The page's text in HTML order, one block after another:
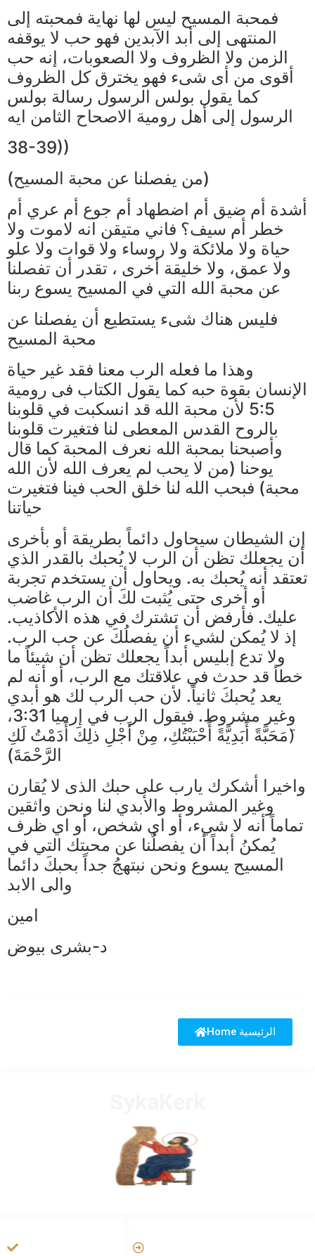
فمحبة المسيح ليس لها نهاية فمحبته إلى
المنتهى إلى أبد الآبدين فهو حب لا يوقفه
الزمن ولا الظروف ولا الصعوبات، إنه حب
أقوى من أى شىء فهو يخترق كل الظروف
كما يقول بولس الرسول رسالة بولس
الرسول إلى أهل رومية الاصحاح الثامن ايه
38-39))
(من يفصلنا عن محبة المسيح)
أشدة أم ضيق أم اضطهاد أم جوع أم عري أم
خطر أم سيف؟ فاني متيقن انه لاموت ولا
حياة ولا ملائكة ولا روساء ولا قوات ولا علو
ولا عمق، ولا خليقة أخرى ، تقدر أن تفصلنا
عن محبة الله التي في المسيح يسوع ربنا
فليس هناك شىء يستطيع أن يفصلنا عن
محبة المسيح
وهذا ما فعله الرب معنا فقد غير حياة
الإنسان بقوة حبه كما يقول الكتاب فى رومية
5:5 لأن محبة الله قد انسكبت في قلوبنا
بالروح القدس المعطى لنا فتغيرت قلوبنا
وأصبحنا بمحبة الله نعرف المحبة كما قال
يوحنا (من لا يحب لم يعرف الله لأن الله
محبة) فبحب الله لنا خلق الحب فينا فتغيرت
حياتنا
إن الشيطان سيحاول دائماً بطريقة أو بأخرى
أن يجعلك تظن أن الرب لا يُحبك بالقدر الذي
تعتقد أنه يُحبك به. ويحاول أن يستخدم تجربة
أو أخرى حتى يُثبت لكَ أن الرب غاضب
عليك. فأرفض أن تشترك في هذه الأكاذيب.
إذ لا يُمكن لشيء أن يفصلُكَ عن حب الرب.
ولا تدع إبليس أبداً يجعلك تظن أن شيئاً ما
خطأ قد حدث في علاقتك مع الرب، أو أنه لم
يعد يُحبكَ ثانياً. لأن حب الرب لك هو أبدي
وغير مشروط. فيقول الرب في إرميا 3:31،
(َمَحَبَّةً أَبَدِيَّةً أَحْبَبْتُكِ، مِنْ أَجْلِ ذلِكَ أَدَمْتُ لَكِ
الرَّحْمَةَ)
واخيرا أشكرك يارب على حبك الذى لا يُقارن
وغير المشروط والأبدي لنا ونحن واثقين
تماماً أنه لا شيء، أو اي شخص، أو اي ظرف
يُمكنُ أبداً أن يفصلُنا عن محبتك التي في
المسيح يسوع ونحن نبتهجُ جداً بحبكَ دائما
والى الابد
امين
د-بشرى بيوض
Home الرئيسية